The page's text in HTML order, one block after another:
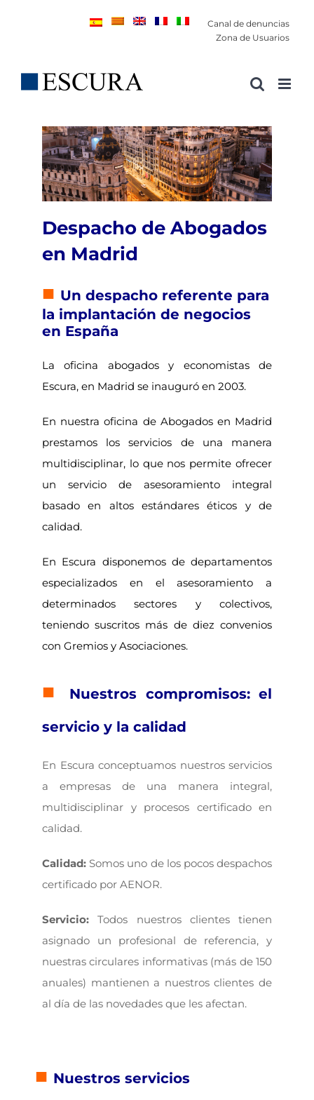
Canal de denuncias
Zona de Usuarios
Despacho de Abogados
en Madrid
■ Un despacho referente para
la implantación de negocios
en España
La oficina abogados y economistas de
Escura, en Madrid se inauguró en 2003.
En nuestra oficina de Abogados en Madrid
prestamos los servicios de una manera
multidisciplinar, lo que nos permite ofrecer
un servicio de asesoramiento integral
basado en altos estándares éticos y de
calidad.
En Escura disponemos de departamentos
especializados en el asesoramiento a
determinados sectores y colectivos,
teniendo suscritos más de diez convenios
con Gremios y Asociaciones.
■
Nuestros compromisos: el
servicio y la calidad
En Escura conceptuamos nuestros servicios
a empresas de una manera integral,
multidisciplinar y procesos certificado en
calidad.
Calidad: Somos uno de los pocos despachos
certificado por AENOR.
Servicio: Todos nuestros clientes tienen
asignado un profesional de referencia, y
nuestras circulares informativas (más de 150
anuales) mantienen a nuestros clientes de
al día de las novedades que les afectan.
■ Nuestros servicios